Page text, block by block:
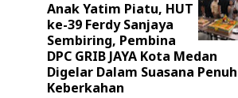
Anak Yatim Piatu, HUT
ke-39 Ferdy Sanjaya
Sembiring, Pembina
DPC GRIB JAYA Kota Medan
Digelar Dalam Suasana Penuh
Keberkahan